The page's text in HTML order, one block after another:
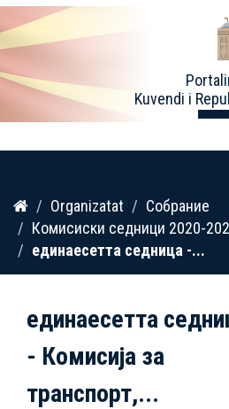
Kalo
përmbajtja
Kuvendi i
Organizatat
Собрание
Комисиски седници 2020-
единаесетта седница -...
единаесетта
- Комисија за
транспорт,...